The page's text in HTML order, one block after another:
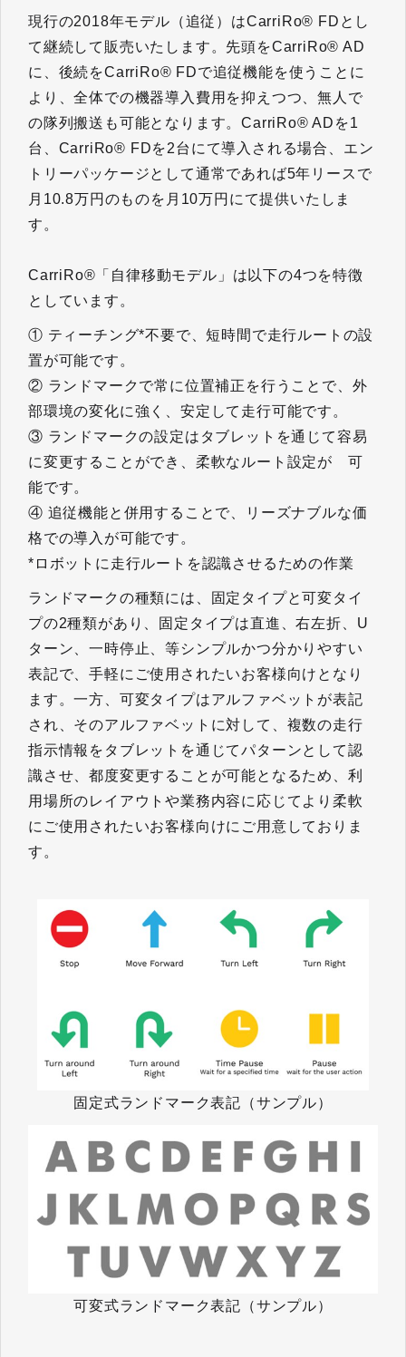
現行の2018年モデル（追従）はCarriRo® FDとし
て継続して販売いたします。先頭をCarriRo® AD
に、後続をCarriRo® FDで追従機能を使うことに
より、全体での機器導入費用を抑えつつ、無人で
の隊列搬送も可能となります。CarriRo® ADを1
台、CarriRo® FDを2台にて導入される場合、エン
トリーパッケージとして通常であれば5年リースで
月10.8万円のものを月10万円にて提供いたしま
す。
CarriRo®「自律移動モデル」は以下の4つを特徴
としています。
① ティーチング*不要で、短時間で走行ルートの設
置が可能です。
② ランドマークで常に位置補正を行うことで、外
部環境の変化に強く、安定して走行可能です。
③ ランドマークの設定はタブレットを通じて容易
に変更することができ、柔軟なルート設定が 可
能です。
④ 追従機能と併用することで、リーズナブルな価
格での導入が可能です。
*ロボットに走行ルートを認識させるための作業
ランドマークの種類には、固定タイプと可変タイ
プの2種類があり、固定タイプは直進、右左折、U
ターン、一時停止、等シンプルかつ分かりやすい
表記で、手軽にご使用されたいお客様向けとなり
ます。一方、可変タイプはアルファベットが表記
され、そのアルファベットに対して、複数の走行
指示情報をタブレットを通じてパターンとして認
識させ、都度変更することが可能となるため、利
用場所のレイアウトや業務内容に応じてより柔軟
にご使用されたいお客様向けにご用意しておりま
す。
固定式ランドマーク表記（サンプル）
可変式ランドマーク表記（サンプル）